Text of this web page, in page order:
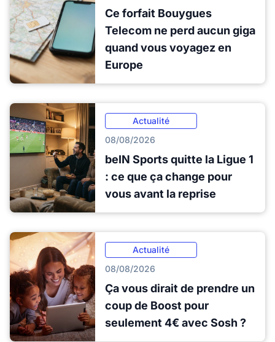
Ce forfait Bouygues
Telecom ne perd aucun giga
quand vous voyagez en
Europe
Actualité
08/08/2026
beIN Sports quitte la Ligue 1
: ce que ça change pour
vous avant la reprise
Actualité
08/08/2026
Ça vous dirait de prendre un
coup de Boost pour
seulement 4€ avec Sosh ?